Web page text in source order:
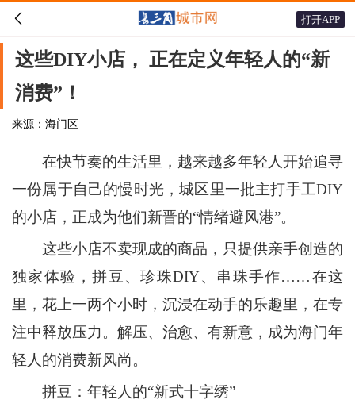
 打开APP
这些DIY小店， 正在定义年轻人的“新
消费”！
来源：海门区
在快节奏的生活里，越来越多年轻人开始追寻
一份属于自己的慢时光，城区里一批主打手工DIY
的小店，正成为他们新晋的“情绪避风港”。
这些小店不卖现成的商品，只提供亲手创造的
独家体验，拼豆、珍珠DIY、串珠手作……在这
里，花上一两个小时，沉浸在动手的乐趣里，在专
注中释放压力。解压、治愈、有新意，成为海门年
轻人的消费新风尚。
拼豆：年轻人的“新式十字绣”